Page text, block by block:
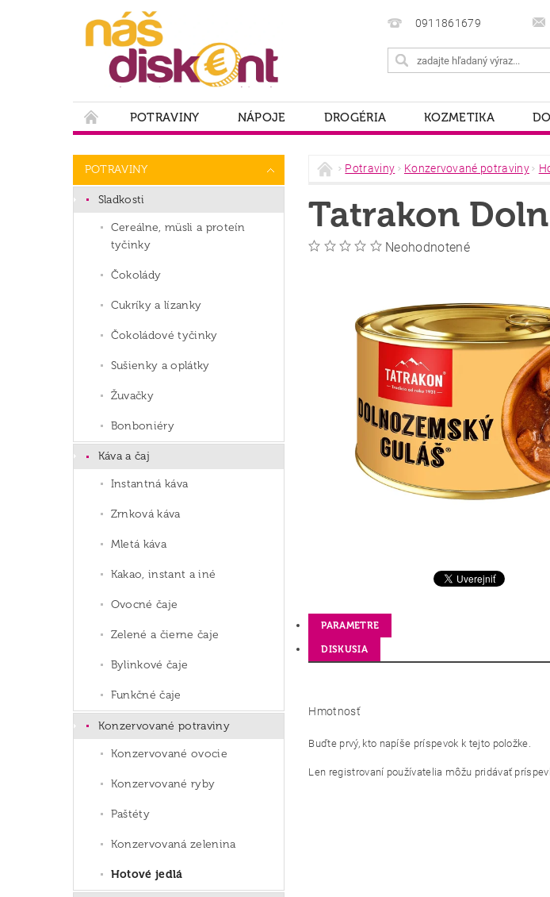
0911861679
POTRAVINY NÁPOJE DROGÉRIA KOZMETIKA
POTRAVINY
Sladkosti
Cereálne, müsli a proteín
tyčinky
Čokolády
Cukríky a lízanky
Čokoládové tyčinky
Sušienky a oplátky
Žuvačky
Bonboniéry
Káva a čaj
Instantná káva
Zrnková káva
Mletá káva
Kakao, instant a iné
Ovocné čaje
Zelené a čierne čaje
Bylinkové čaje
Funkčné čaje
Konzervované potraviny
Konzervované ovocie
Konzervované ryby
Paštéty
Konzervovaná zelenina
Hotové jedlá
Potraviny Konzervované potraviny
Tatrakon
Neohodnotené
PARAMETRE
DISKUSIA
Hmotnosť
Buďte prvý, kto napíše príspevok k tejto položke.
Len registrovaní používatelia môžu pridávať